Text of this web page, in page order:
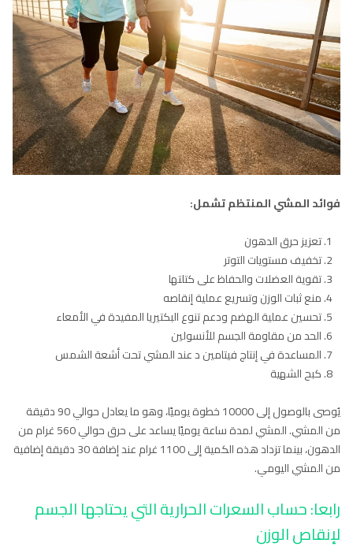
فوائد المشي المنتظم تشمل:
تعزيز حرق الدهون
تخفيف مستويات التوتر
تقوية العضلات والحفاظ على كتلتها
منع ثبات الوزن وتسريع عملية إنقاصه
تحسين عملية الهضم ودعم تنوع البكتيريا المفيدة في الأمعاء
الحد من مقاومة الجسم للأنسولين
المساعدة في إنتاج فيتامين د عند المشي تحت أشعة الشمس
كبح الشهية
يُوصى بالوصول إلى 10000 خطوة يوميًا، وهو ما يعادل حوالي 90 دقيقة
من المشي. المشي لمدة ساعة يوميًا يساعد على حرق حوالي 560 غرام من
الدهون، بينما تزداد هذه الكمية إلى 1100 غرام عند إضافة 30 دقيقة إضافية
من المشي اليومي.
رابعا: حساب السعرات الحرارية التي يحتاجها الجسم
لإنقاص الوزن